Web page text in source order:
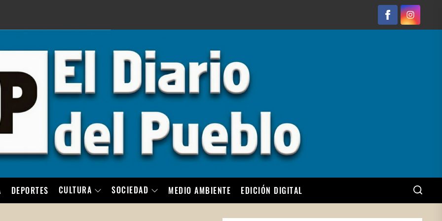
FacebookInstagram
DEPORTES CULTURA SOCIEDAD MEDIO AMBIENTE EDICIÓN DIGITAL